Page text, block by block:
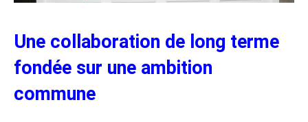
Une collaboration de long terme
fondée sur une ambition
commune